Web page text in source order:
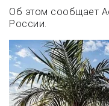
Об этом сообщает
России.